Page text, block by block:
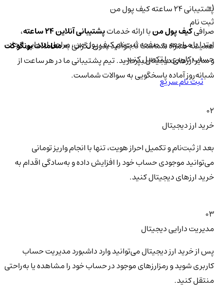
پشتیبانی ۲۴ ساعته کیف پول من
صرافیکیف پول منبا ارائه خدماتپشتیبانی آنلاین ۲۴ ساعته
،
همیشه همراه شماست تا بتوانید بدون نگرانی بهمعاملات بونگو کت
و سایر ارزهای دیجیتال بپردازید. تیم پشتیبانی ما در هر ساعت از
شبانه‌روز آماده پاسخگویی به سوالات شماست.
01
ثبت نام
ابتدا با مراجعه به صفحه ثبت‌نام کیف‌ پول من، مراحل ابتدایی ایجاد
حساب کاربری را تکمیل کنید.
ثبت نام سریع
02
خرید ارز دیجیتال
بعد از ثبت‌نام و تکمیل احراز هویت، تنها با انجام واریز تومانی
می‌توانید موجودی حساب خود را افزایش داده و به‌سادگی اقدام به
خرید ارزهای دیجیتال کنید.
03
مدیریت دارایی دیجیتال
پس از خرید ارز دیجیتال می‌توانید وارد داشبورد مدیریت حساب
کاربری شوید و رمزارزهای موجود در حساب خود را مشاهده یا به‌راحتی
منتقل کنید.